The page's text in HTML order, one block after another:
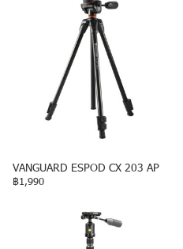
VANGUARD ESPOD CX 203 AP
฿1,990